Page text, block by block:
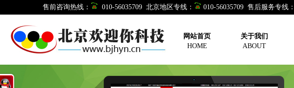
售前咨询热线： 010-56035709 北京地区专线： 010-56035709 售后服务专线：
网站首页
HOME
关于我们
ABOUT